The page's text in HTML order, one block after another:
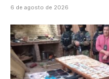
6 de agosto de 2026